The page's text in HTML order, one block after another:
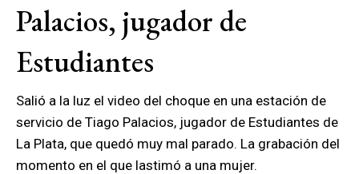
Palacios, jugador de
Estudiantes
Salió a la luz el video del choque en una estación de
servicio de Tiago Palacios, jugador de Estudiantes de
La Plata, que quedó muy mal parado. La grabación del
momento en el que lastimó a una mujer.